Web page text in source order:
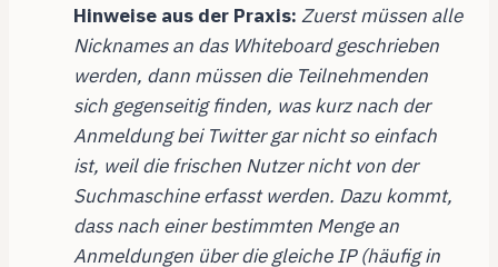
Hinweise aus der Praxis: Zuerst müssen alle
Nicknames an das Whiteboard geschrieben
werden, dann müssen die Teilnehmenden
sich gegenseitig finden, was kurz nach der
Anmeldung bei Twitter gar nicht so einfach
ist, weil die frischen Nutzer nicht von der
Suchmaschine erfasst werden. Dazu kommt,
dass nach einer bestimmten Menge an
Anmeldungen über die gleiche IP (häufig in